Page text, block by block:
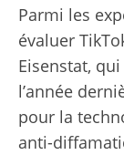
Parmi les
évaluer
Eisenstat,
l’année
pour la
anti-